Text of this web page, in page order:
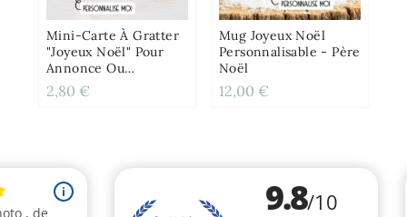
Mini-Carte À Gratter
"Joyeux Noël" Pour
Annonce Ou
Demande Originale
2,80 €
Mug Joyeux Noël
Personnalisable - Père
Noël
12,00 €